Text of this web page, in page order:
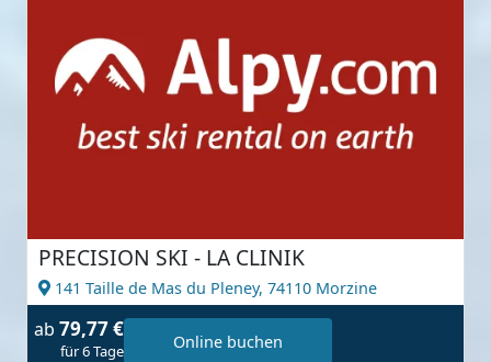
PRECISION SKI - LA CLINIK
141 Taille de Mas du Pleney, 74110 Morzine
ab 79,77 €
für 6 Tage Online buchen